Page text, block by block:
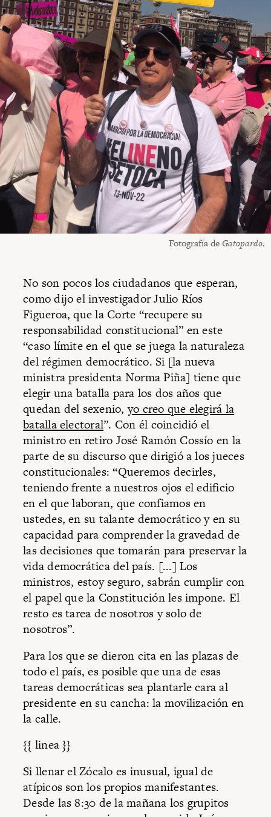
Fotografía deGatopardo.
No son pocos los ciudadanos que esperan,
como dijo el investigador Julio Ríos
Figueroa, que la Corte “recupere su
responsabilidad constitucional” en este
“caso límite en el que se juega la naturaleza
del régimen democrático. Si [la nueva
ministra presidenta Norma Piña] tiene que
elegir una batalla para los dos años que
quedan del sexenio,yo creo que elegirá la
batalla electoral”. Con él coincidió el
ministro en retiro José Ramón Cossío en la
parte de su discurso que dirigió a los jueces
constitucionales: “Queremos decirles,
teniendo frente a nuestros ojos el edificio
en el que laboran, que confiamos en
ustedes, en su talante democrático y en su
capacidad para comprender la gravedad de
las decisiones que tomarán para preservar la
vida democrática del país. [...] Los
ministros, estoy seguro, sabrán cumplir con
el papel que la Constitución les impone. El
resto es tarea de nosotros y solo de
nosotros”.
Para los que se dieron cita en las plazas de
todo el país, es posible que una de esas
tareas democráticas sea plantarle cara al
presidente en su cancha: la movilización en
la calle.
{{ linea }}
Si llenar el Zócalo es inusual, igual de
atípicos son los propios manifestantes.
Desde las 8:30 de la mañana los grupitos